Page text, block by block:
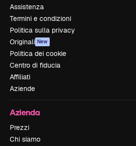
Assistenza
Termini e condizioni
Politica sulla privacy
Originali New
Politica dei cookie
Centro di fiducia
Affiliati
Aziende
Azienda
Prezzi
Chi siamo